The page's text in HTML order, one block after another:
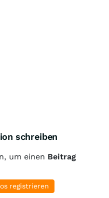
schreiben
um einen Beitrag
registrieren